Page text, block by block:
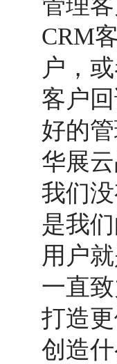
CRM
户，
客户
好的管
华展
我们
是我
用户
一直
打造
创造什